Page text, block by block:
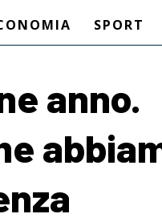
SPORT
anno.